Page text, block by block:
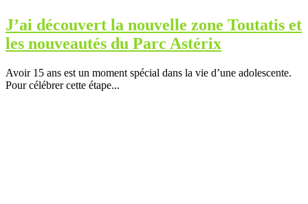
J’ai découvert la nouvelle zone Toutatis et
les nouveautés du Parc Astérix
Avoir 15 ans est un moment spécial dans la vie d’une adolescente.
Pour célébrer cette étape...